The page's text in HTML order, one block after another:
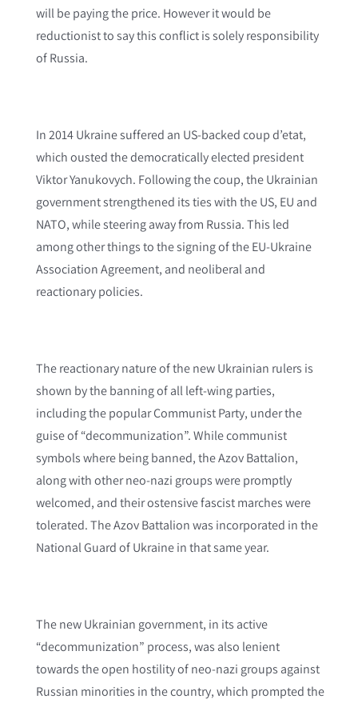
will be paying the price. However it would be
reductionist to say this conflict is solely responsibility
of Russia.
In 2014 Ukraine suffered an US-backed coup d’etat,
which ousted the democratically elected president
Viktor Yanukovych. Following the coup, the Ukrainian
government strengthened its ties with the US, EU and
NATO, while steering away from Russia. This led
among other things to the signing of the EU-Ukraine
Association Agreement, and neoliberal and
reactionary policies.
The reactionary nature of the new Ukrainian rulers is
shown by the banning of all left-wing parties,
including the popular Communist Party, under the
guise of “decommunization”. While communist
symbols where being banned, the Azov Battalion,
along with other neo-nazi groups were promptly
welcomed, and their ostensive fascist marches were
tolerated. The Azov Battalion was incorporated in the
National Guard of Ukraine in that same year.
The new Ukrainian government, in its active
“decommunization” process, was also lenient
towards the open hostility of neo-nazi groups against
Russian minorities in the country, which prompted the